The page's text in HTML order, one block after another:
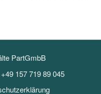
PartGmbB
+49 157 719 89 045